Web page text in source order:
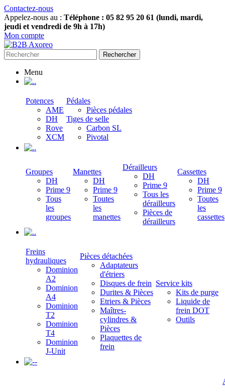
Contactez-nous
Appelez-nous au : Téléphone : 05 82 95 20 61 (lundi, mardi,
jeudi et vendredi de 9h à 17h)
Mon compte
Rechercher
Menu
.
Potences
AME
DH
Rove
XCM
Pédales
Pièces pédales
Tiges de selle
Carbon SL
Pivotal
.
Groupes
DH
Prime 9
Tous
les
groupes
Manettes
DH
Prime 9
Toutes
les
manettes
Dérailleurs
DH
Prime 9
Tous les
dérailleurs
Pièces de
dérailleurs
Cassettes
DH
Prime 9
Toutes
les
cassettes
.
Freins
hydrauliques
Dominion
A2
Dominion
A4
Dominion
T2
Dominion
T4
Dominion
J-Unit
Pièces détachées
Adaptateurs
d'étriers
Disques de frein
Durites & Pièces
Etriers & Pièces
Maîtres-
cylindres &
Pièces
Plaquettes de
frein
Service kits
Kits de purge
Liquide de
frein DOT
Outils
-